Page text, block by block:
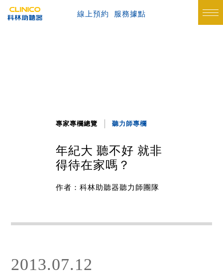
線上預約 服務據點
專家專欄總覽 聽力師專欄
年紀大 聽不好 就非
得待在家嗎？
作者：科林助聽器聽力師團隊
2013.07.12